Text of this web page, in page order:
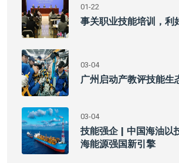
01-22
事关职业技能培训，利
03-04
广州启动产教评技能生
03-04
技能强企 | 中国海油以
海能源强国新引擎